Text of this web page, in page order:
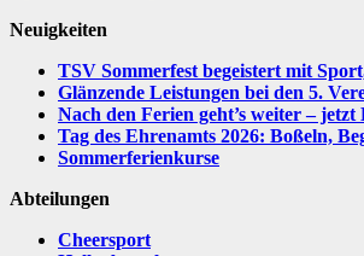
Neuigkeiten
TSV Sommerfest begeistert mit
Glänzende Leistungen bei den 5.
Nach den Ferien geht’s weiter –
Tag des Ehrenamts 2026: Boßeln,
Sommerferienkurse
Abteilungen
Cheersport